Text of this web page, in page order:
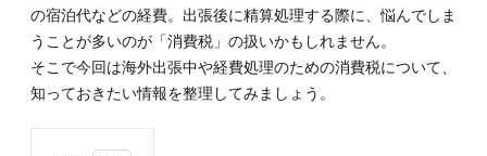
の宿泊代などの経費。出張後に精算処理する際に、悩んでしま
うことが多いのが「消費税」の扱いかもしれません。
そこで今回は海外出張中や経費処理のための消費税について、
知っておきたい情報を整理してみましょう。